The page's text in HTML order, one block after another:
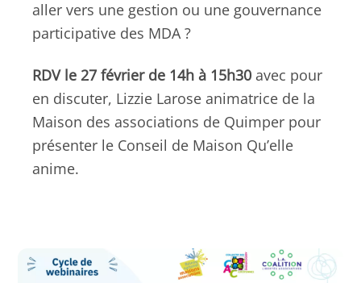
aller vers une gestion ou une gouvernance
participative des MDA ?
RDV le 27 février de 14h à 15h30 avec pour
en discuter, Lizzie Larose animatrice de la
Maison des associations de Quimper pour
présenter le Conseil de Maison Qu’elle
anime.